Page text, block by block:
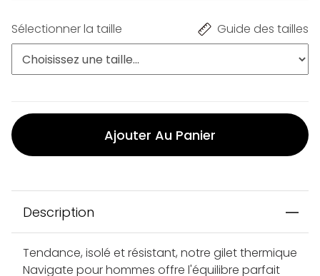
Sélectionner la taille Guide des tailles
Ajouter Au Panier
Description
Tendance, isolé et résistant, notre gilet thermique
Navigate pour hommes offre l'équilibre parfait